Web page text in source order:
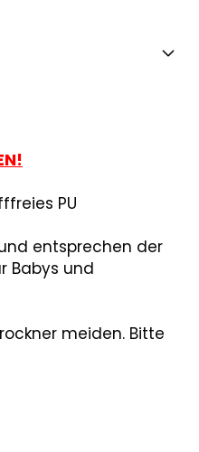
PU
entsprechen der
Babys und
meiden. Bitte